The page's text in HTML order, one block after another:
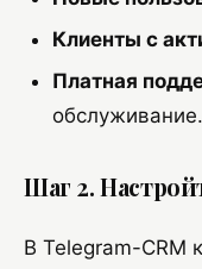
Клиенты с
Платная
обслуживание.
Шаг 2.
В Telegram-CRM